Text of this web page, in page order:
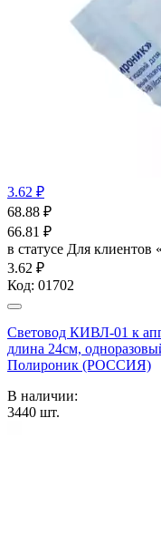
3.62 ₽
68.88 ₽
66.81 ₽
в статусе Для клиентов
3.62 ₽
Код: 01702
Световод КИВЛ-01 к
длина 24см,
Полироник (РОССИЯ)
В наличии:
3440 шт.